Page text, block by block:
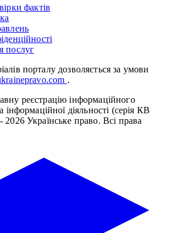
фактів
послуг
порталу дозволяється за умови
.
реєстрацію інформаційного
інформаційної діяльності (серія КВ
2026 Українське право. Всі права